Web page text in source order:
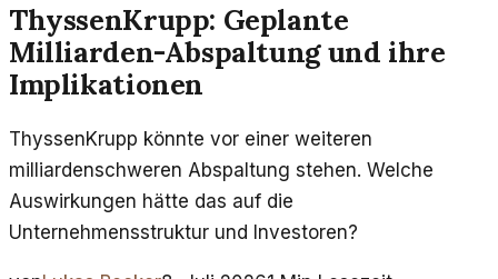
ThyssenKrupp: Geplante
Milliarden-Abspaltung und ihre
Implikationen
ThyssenKrupp könnte vor einer weiteren
milliardenschweren Abspaltung stehen. Welche
Auswirkungen hätte das auf die
Unternehmensstruktur und Investoren?